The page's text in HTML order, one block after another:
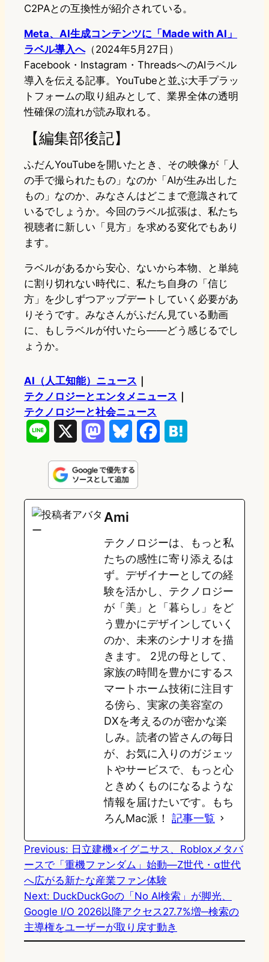
C2PAとの互換性が紹介されている。
Meta、AI生成コンテンツに「Made with AI」
ラベル導入へ（2024年5月27日）
Facebook・Instagram・ThreadsへのAIラベル
導入を伝える記事。YouTubeと並ぶ大手プラッ
トフォームの取り組みとして、業界全体の透明
性確保の流れが読み取れる。
【編集部後記】
ふだんYouTubeを開いたとき、その映像が「人
の手で撮られたもの」なのか「AIが生み出した
もの」なのか、みなさんはどこまで意識されて
いるでしょうか。今回のラベル拡張は、私たち
視聴者に新しい「見方」を求める変化でもあり
ます。
ラベルがあるから安心、ないから本物、と単純
に割り切れない時代に、私たち自身の「信じ
方」を少しずつアップデートしていく必要があ
りそうです。みなさんがふだん見ている動画
に、もしラベルが付いたら——どう感じるでし
ょうか。
AI（人工知能）ニュース
テクノロジーとエンタメニュース
テクノロジーと社会ニュース
n
e
s
t
o
d
o
n
u
e
k
y
e
o
o
e
a
Ami
テクノロジーは、もっと私
たちの感性に寄り添えるは
ず。デザイナーとしての経
験を活かし、テクノロジー
が「美」と「暮らし」をど
う豊かにデザインしていく
のか、未来のシナリオを描
きます。 2児の母として、
家族の時間を豊かにするス
マートホーム技術に注目す
る傍ら、実家の美容室の
DXを考えるのが密かな楽
しみ。読者の皆さんの毎日
が、お気に入りのガジェッ
トやサービスで、もっと心
ときめくものになるような
情報を届けたいです。もち
ろんMac派！ 記事一覧
Previous: 日立建機×イグニサス、Robloxメタバ
ースで「重機ファンダム」始動—Z世代・α世代
へ広がる新たな産業ファン体験
Next: DuckDuckGoの「No AI検索」が脚光、
Google I/O 2026以降アクセス27.7%増─検索の
主導権をユーザーが取り戻す動き